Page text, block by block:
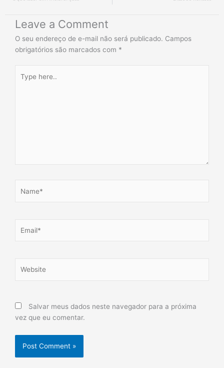
Leave a Comment
O seu endereço de e-mail não será publicado. Campos
obrigatórios são marcados com *
here..
Salvar meus dados neste navegador para a próxima
vez que eu comentar.